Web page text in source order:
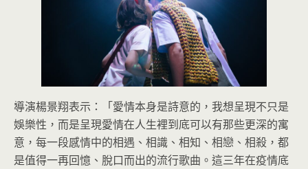
導演楊景翔表示：「愛情本身是詩意的，我想呈現不只是
娛樂性，而是呈現愛情在人生裡到底可以有那些更深的寓
意，每一段感情中的相遇、相識、相知、相戀、相殺，都
是值得一再回憶、脫口而出的流行歌曲。這三年在疫情底